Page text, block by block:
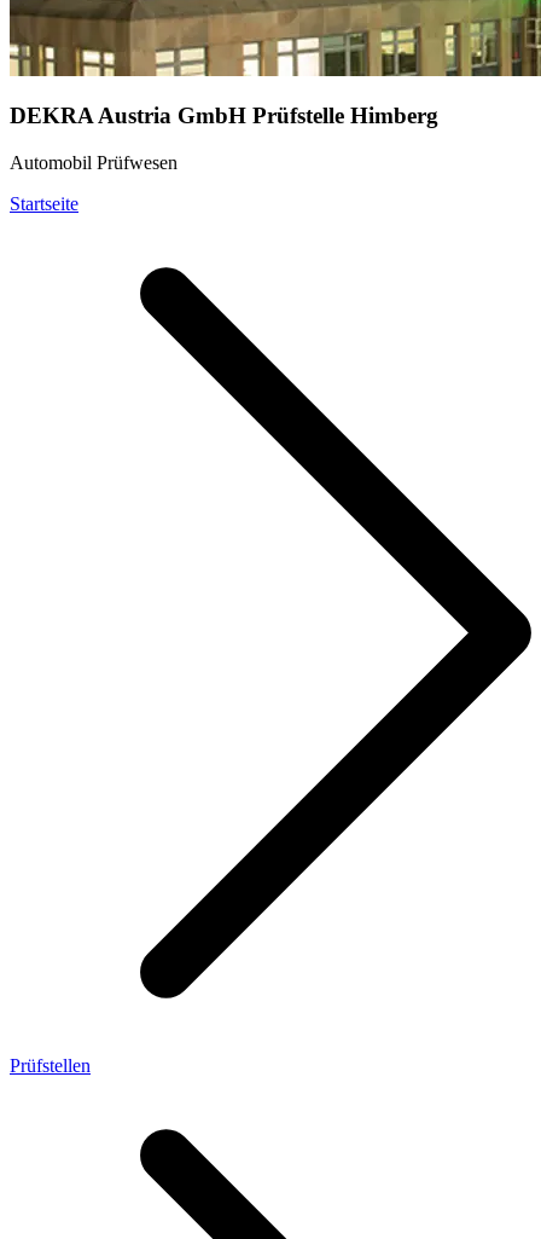
DEKRA Austria GmbH Prüfstelle Himberg
Automobil Prüfwesen
Startseite
Prüfstellen